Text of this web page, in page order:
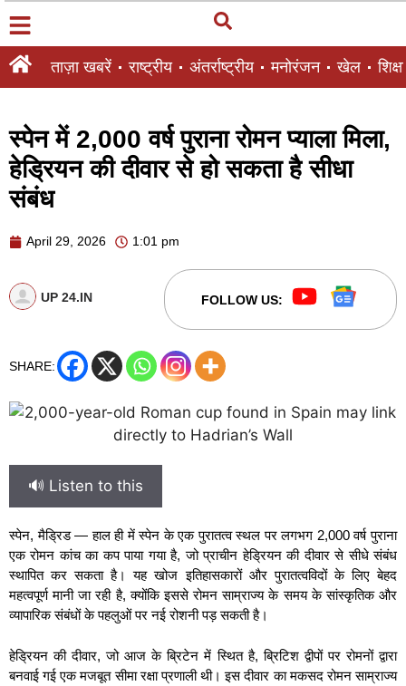
ताज़ा खबरें राष्ट्रीय अंतर्राष्ट्रीय मनोरंजन खेल शिक्षा
स्पेन में 2,000 वर्ष पुराना रोमन प्याला मिला,
हेड्रियन की दीवार से हो सकता है सीधा
संबंध
April 29, 2026 1:01 pm
UP 24.IN FOLLOW US:
SHARE:
🔊 Listen to this
स्पेन, मैड्रिड — हाल ही में स्पेन के एक पुरातत्व स्थल पर लगभग 2,000 वर्ष पुराना
एक रोमन कांच का कप पाया गया है, जो प्राचीन हेड्रियन की दीवार से सीधे संबंध
स्थापित कर सकता है। यह खोज इतिहासकारों और पुरातत्वविदों के लिए बेहद
महत्वपूर्ण मानी जा रही है, क्योंकि इससे रोमन साम्राज्य के समय के सांस्कृतिक और
व्यापारिक संबंधों के पहलुओं पर नई रोशनी पड़ सकती है।
हेड्रियन की दीवार, जो आज के ब्रिटेन में स्थित है, ब्रिटिश द्वीपों पर रोमनों द्वारा
बनवाई गई एक मजबूत सीमा रक्षा प्रणाली थी। इस दीवार का मकसद रोमन साम्राज्य